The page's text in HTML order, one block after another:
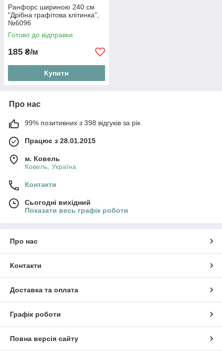
Ранфорс шириною 240 см
"Дрібна графітова клітинка",
№6096
Готово до відправки
185 ₴/м
Купити
Про нас
99% позитивних з 398 відгуків за рік
Працює з 28.01.2015
м. Ковель
Ковель, Україна
Контакти
Сьогодні вихідний
Показати весь графік роботи
Про нас
Контакти
Доставка та оплата
Графік роботи
Повна версія сайту